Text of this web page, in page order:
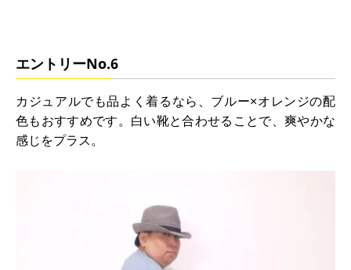
エントリーNo.6
カジュアルでも品よく着るなら、ブルー×オレンジの配
色もおすすめです。白い靴と合わせることで、爽やかな
感じをプラス。